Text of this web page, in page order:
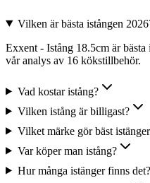
Vilken är bästa istången
Exxent - Istång 18.5cm är bästa
vår analys av 16 kökstillbehör.
Vad kostar istång?
Vilken istång är billigast?
Vilket märke gör bäst
Var köper man istång?
Hur många istänger finns det?